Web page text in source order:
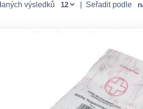
výsledků Seřadit podle